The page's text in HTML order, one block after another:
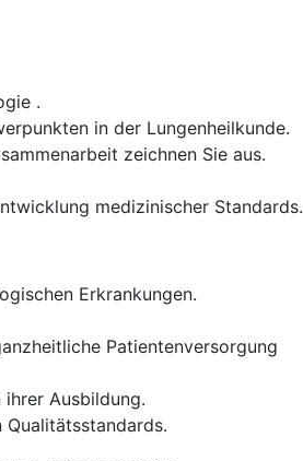
.
in der Lungenheilkunde.
zeichnen Sie aus.
medizinischer Standards.
Erkrankungen.
Patientenversorgung
Ausbildung.